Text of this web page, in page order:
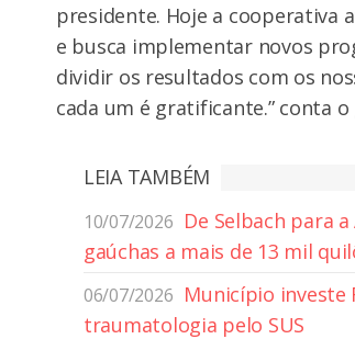
presidente. Hoje a cooperativa
e busca implementar novos
dividir os resultados com os
cada um é gratificante.” conta
LEIA TAMBÉM
10/07/2026 De Selbach para
gaúchas a mais de 13 mil
06/07/2026 Município investe
traumatologia pelo SUS